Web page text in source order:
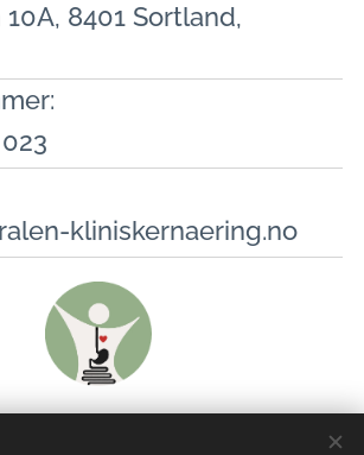
8401 Sortland,
kliniskernaering.no